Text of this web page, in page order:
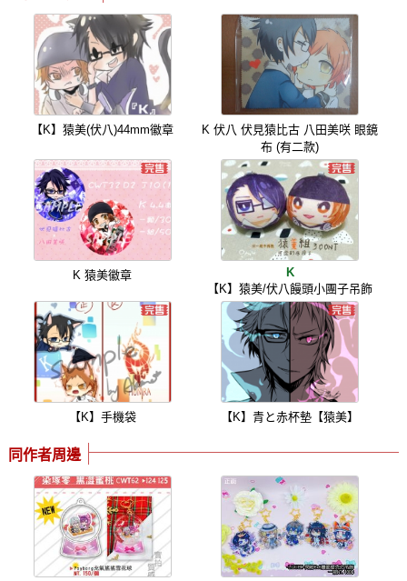
【K】猿美(伏八)44mm徽章
K 伏八 伏見猿比古 八田美咲 眼鏡
布 (有二款)
K 猿美徽章
K
【K】猿美/伏八饅頭小團子吊飾
【K】手機袋 【K】青と赤杯墊【猿美】
同作者周邊